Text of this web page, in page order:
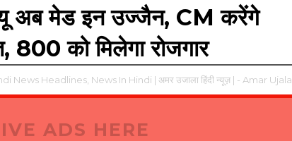
अब मेड इन उज्जैन, CM करेंगे
800 को मिलेगा रोजगार
News Headlines, News In Hindi | अमर उजाला हिंदी न्यूज़ | - Amar Ujala,
ADS HERE